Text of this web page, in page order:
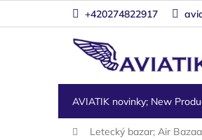
+420274822917
AVIATIK novinky; New
Letecký bazar; Air